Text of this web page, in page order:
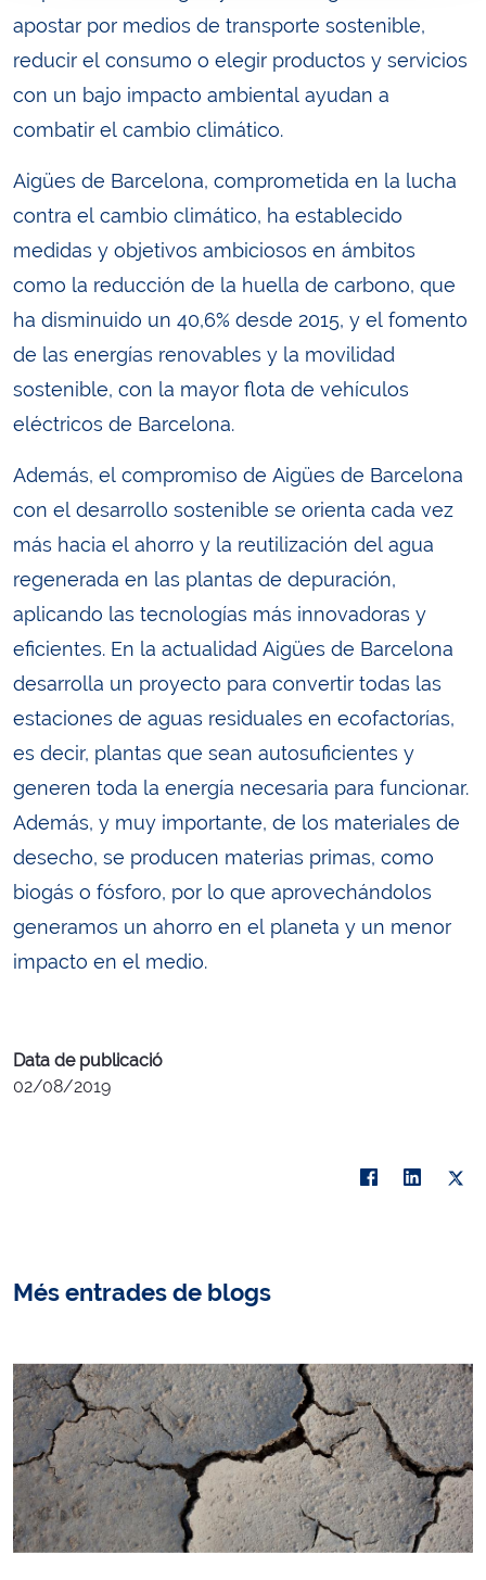
apostar por medios de transporte sostenible,
reducir el consumo o elegir productos y servicios
con un bajo impacto ambiental ayudan a
combatir el cambio climático.
Aigües de Barcelona, ​​comprometida en la lucha
contra el cambio climático, ha establecido
medidas y objetivos ambiciosos en ámbitos
como la reducción de la huella de carbono, que
ha disminuido un 40,6% desde 2015, y el fomento
de las energías renovables y la movilidad
sostenible, con la mayor flota de vehículos
eléctricos de Barcelona.
Además, el compromiso de Aigües de Barcelona
con el desarrollo sostenible se orienta cada vez
más hacia el ahorro y la reutilización del agua
regenerada en las plantas de depuración,
aplicando las tecnologías más innovadoras y
eficientes. En la actualidad Aigües de Barcelona
desarrolla un proyecto para convertir todas las
estaciones de aguas residuales en ecofactorías,
es decir, plantas que sean autosuficientes y
generen toda la energía necesaria para funcionar.
Además, y muy importante, de los materiales de
desecho, se producen materias primas, como
biogás o fósforo, por lo que aprovechándolos
generamos un ahorro en el planeta y un menor
impacto en el medio.
Data de publicació
02/08/2019
Més entrades de blogs